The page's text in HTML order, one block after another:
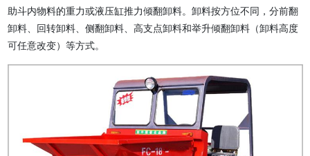
助斗内物料的重力或液压缸推力倾翻卸料。卸料按方位不同，分前翻
卸料、回转卸料、侧翻卸料、高支点卸料和举升倾翻卸料（卸料高度
可任意改变）等方式。